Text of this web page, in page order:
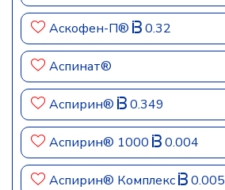
Аскофен-П® 0.32
Аспинат®
Аспирин® 0.349
Аспирин® 1000 0.004
Аспирин® Комплекс 0.005